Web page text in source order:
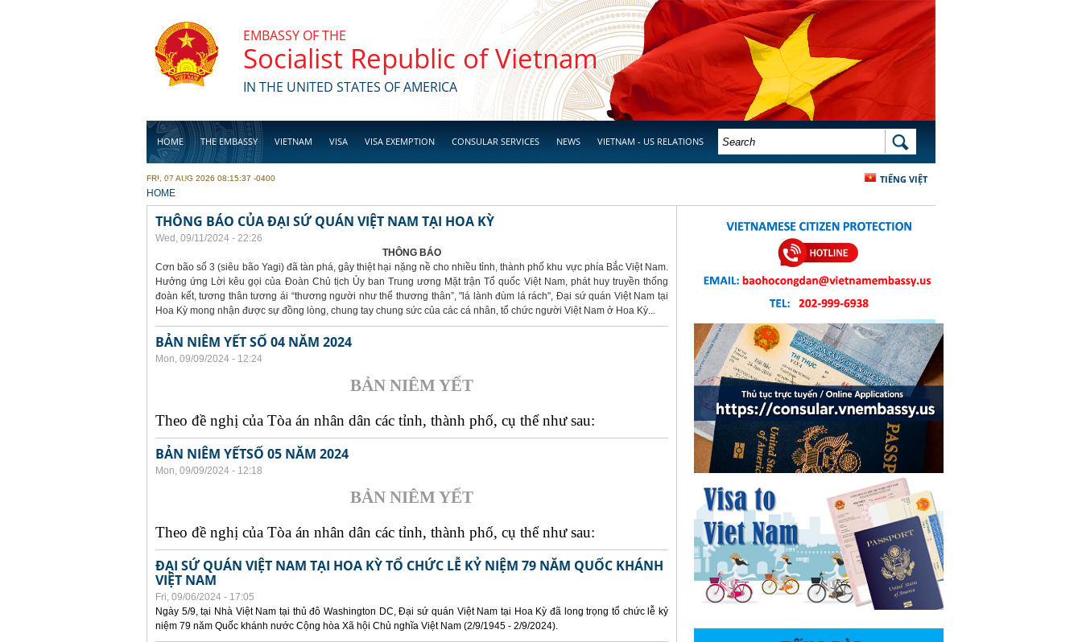
EMBASSY OF THE
Socialist Republic of Vietnam
IN THE UNITED STATES OF AMERICA
HOME THE EMBASSY VIETNAM VISA VISA EXEMPTION CONSULAR SERVICES NEWS VIETNAM - US RELATIONS
BUSINESS
SEARCH FORM SEARCH
TIẾNG VIỆT
FRI, 07 AUG 2026 08:15:37 -0400
YOU ARE HERE
HOME
THÔNG BÁO CỦA ĐẠI SỨ QUÁN VIỆT NAM TẠI HOA KỲ
Wed, 09/11/2024 - 22:26
THÔNG BÁO
Cơn bão số 3 (siêu bão Yagi) đã tàn phá, gây thiệt hại nặng nề cho nhiều tỉnh, thành phố khu vực phía Bắc Việt Nam.
Hưởng ứng Lời kêu gọi của Đoàn Chủ tịch Ủy ban Trung ương Mặt trận Tổ quốc Việt Nam, phát huy truyền thống
đoàn kết, tương thân tương ái “thương người như thể thương thân”, "lá lành đùm lá rách", Đại sứ quán Việt Nam tại
Hoa Kỳ mong nhận được sự đồng lòng, chung tay chung sức của các cá nhân, tổ chức người Việt Nam ở Hoa Kỳ...
BẢN NIÊM YẾT SỐ 04 NĂM 2024
Mon, 09/09/2024 - 12:24
BẢN NIÊM YẾT
Theo đề nghị của Tòa án nhân dân các tỉnh, thành phố, cụ thể như sau:
BẢN NIÊM YẾTSỐ 05 NĂM 2024
Mon, 09/09/2024 - 12:18
BẢN NIÊM YẾT
Theo đề nghị của Tòa án nhân dân các tỉnh, thành phố, cụ thể như sau:
ĐẠI SỨ QUÁN VIỆT NAM TẠI HOA KỲ TỔ CHỨC LỄ KỶ NIỆM 79 NĂM QUỐC KHÁNH
VIỆT NAM
Fri, 09/06/2024 - 17:05
Ngày 5/9, tại Nhà Việt Nam tại thủ đô Washington DC, Đại sứ quán Việt Nam tại Hoa Kỳ đã long trọng tổ chức lễ kỷ
niệm 79 năm Quốc khánh nước Cộng hòa Xã hội Chủ nghĩa Việt Nam (2/9/1945 - 2/9/2024).